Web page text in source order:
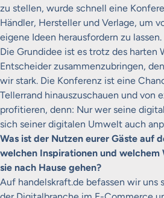
zu stellen, wurde schnell eine
Händler, Hersteller und Verlage, um
eigene Ideen herausfordern zu lassen.
Die Grundidee ist es trotz des harten
Entscheider zusammenzubringen,
wir stark. Die Konferenz ist eine
Tellerrand hinauszuschauen und von
profitieren, denn: Nur wer seine
sich seiner digitalen Umwelt auch
Was ist der Nutzen eurer Gäste auf
welchen Inspirationen und welchem
sie nach Hause gehen?
Auf handelskraft.de befassen wir uns